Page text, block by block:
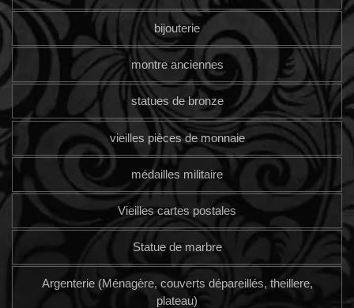
bijouterie
montre anciennes
statues de bronze
vieilles pièces de monnaie
médailles militaire
Vieilles cartes postales
Statue de marbre
Argenterie (Ménagère, couverts dépareillés, theillere,
plateau)